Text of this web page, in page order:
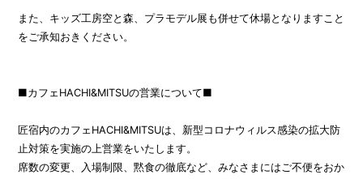
また、キッズ工房空と森、プラモデル展も併せて休場となりますこと
をご承知おきください。
■カフェHACHI&MITSUの営業について■
匠宿内のカフェHACHI&MITSUは、新型コロナウィルス感染の拡大防
止対策を実施の上営業をいたします。
席数の変更、入場制限、黙食の徹底など、みなさまにはご不便をおか